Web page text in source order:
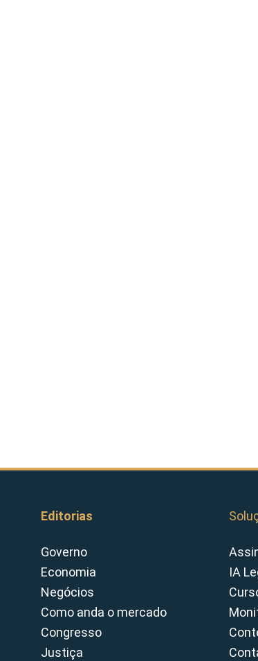
Editorias
Governo
Economia
Negócios
Como anda o mercado
Congresso
Justiça
IA